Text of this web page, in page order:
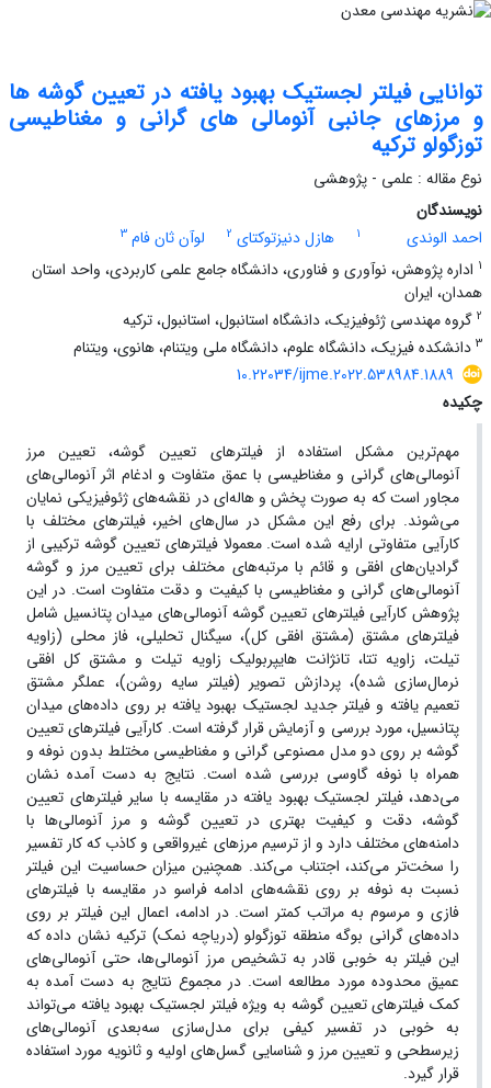
توانایی فیلتر لجستیک بهبود یافته در تعیین گوشه ها
و مرزهای جانبی آنومالی های گرانی و مغناطیسی
توزگولو ترکیه
نوع مقاله : علمی - پژوهشی
نویسندگان
احمد الوندی
1 هازل دنیزتوکتای 2 لوآن ثان فام 3
1 اداره پژوهش، نوآوری و فناوری، دانشگاه جامع علمی کاربردی، واحد استان
همدان، ایران
2 گروه مهندسی ژئوفیزیک، دانشگاه استانبول، استانبول، ترکیه
3 دانشکده فیزیک، دانشگاه علوم، دانشگاه ملی ویتنام، هانوی، ویتنام
10.22034/ijme.2022.538984.1889
چکیده
مهم‌ترین مشکل استفاده از فیلترهای تعیین گوشه، تعیین مرز
آنومالی‌های گرانی و مغناطیسی با عمق متفاوت و ادغام اثر آنومالی‌های
مجاور است که به صورت پخش و هاله‌ای در نقشه‌های ژئوفیزیکی نمایان
می‌شوند. برای رفع این مشکل در سال‌های اخیر، فیلترهای مختلف با
کارآیی متفاوتی ارایه شده است. معمولا فیلترهای تعیین گوشه ترکیبی از
گرادیان‌های افقی و قائم با مرتبه‌های مختلف برای تعیین مرز و گوشه
آنومالی‌های گرانی و مغناطیسی با کیفیت و دقت متفاوت است. در این
پژوهش کارآیی فیلترهای تعیین گوشه آنومالی‌های میدان پتانسیل شامل
فیلترهای مشتق (مشتق افقی کل)، سیگنال تحلیلی، فاز محلی (زاویه
تیلت، زاویه تتا، تانژانت هایپربولیک زاویه تیلت و مشتق کل افقی
نرمال‌سازی شده)، پردازش تصویر (فیلتر سایه روشن)، عملگر مشتق
تعمیم یافته و فیلتر جدید لجستیک بهبود یافته بر روی داده‌های میدان
پتانسیل، مورد بررسی و آزمایش قرار گرفته است. کارآیی فیلترهای تعیین
گوشه بر روی دو مدل مصنوعی گرانی و مغناطیسی مختلط بدون نوفه و
همراه با نوفه گاوسی بررسی شده است. نتایج به دست آمده نشان
می‌دهد، فیلتر لجستیک بهبود یافته در مقایسه با سایر فیلترهای تعیین
گوشه، دقت و کیفیت بهتری در تعیین گوشه و مرز آنومالی‌ها با
دامنه‌های مختلف دارد و از ترسیم مرزهای غیرواقعی و کاذب که کار تفسیر
را سخت‌تر می‌کند، اجتناب می‌کند. همچنین میزان حساسیت این فیلتر
نسبت به نوفه بر روی نقشه‌های ادامه فراسو در مقایسه با فیلترهای
فازی و مرسوم به مراتب کمتر است. در ادامه، اعمال این فیلتر بر روی
داده‌های گرانی بوگه منطقه توزگولو (دریاچه نمک) ترکیه نشان داده که
این فیلتر به خوبی قادر به تشخیص مرز آنومالی‌ها، حتی آنومالی‌های
عمیق محدوده مورد مطالعه است. در مجموع نتایج به دست آمده به
کمک فیلترهای تعیین گوشه به ویژه فیلتر لجستیک بهبود یافته می‌تواند
به خوبی در تفسیر کیفی برای مدل‌سازی سه‌بعدی آنومالی‌های
زیرسطحی و تعیین مرز و شناسایی گسل‌های اولیه و ثانویه مورد استفاده
قرار گیرد.